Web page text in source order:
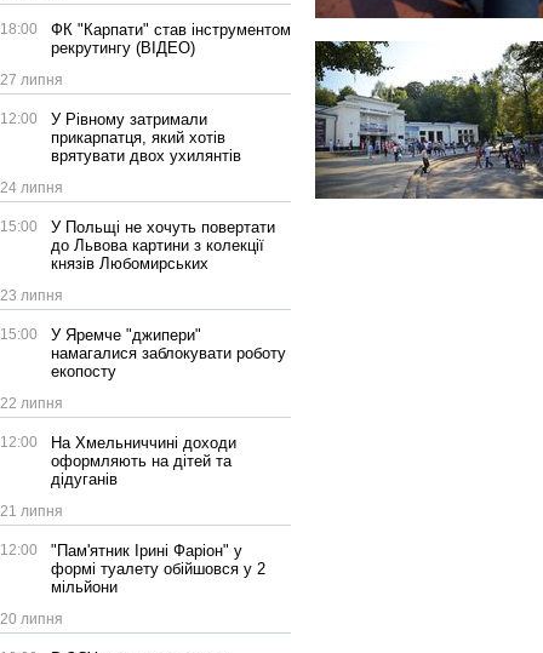
18:00
ФК "Карпати" став інструментом
рекрутингу (ВІДЕО)
27 липня
12:00
У Рівному затримали
прикарпатця, який хотів
врятувати двох ухилянтів
24 липня
15:00
У Польщі не хочуть повертати
до Львова картини з колекції
князів Любомирських
23 липня
15:00
У Яремче "джипери"
намагалися заблокувати роботу
екопосту
22 липня
12:00
На Хмельниччині доходи
оформляють на дітей та
дідуганів
21 липня
12:00
"Пам'ятник Ірині Фаріон" у
формі туалету обійшовся у 2
мільйони
20 липня